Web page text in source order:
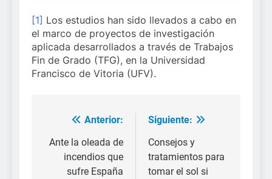
[1] Los estudios han sido llevados a cabo en
el marco de proyectos de investigación
aplicada desarrollados a través de Trabajos
Fin de Grado (TFG), en la Universidad
Francisco de Vitoria (UFV).
Navegación
de
entradas
Anterior:
Ante la oleada de
incendios que
sufre España
Siguiente:
Consejos y
tratamientos para
tomar el sol si